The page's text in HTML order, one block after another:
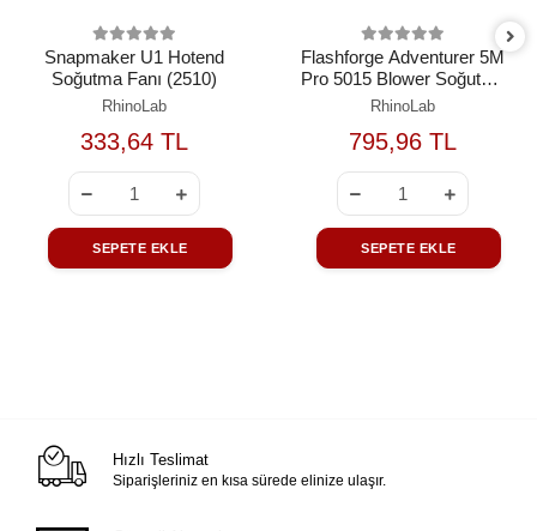
Snapmaker U1 Hotend
Soğutma Fanı (2510)
RhinoLab
333,64 TL
SEPETE EKLE
Flashforge Adventurer 5M
Pro 5015 Blower Soğutma
Fanı
RhinoLab
795,96 TL
SEPETE EKLE
Hızlı Teslimat
Siparişleriniz en kısa sürede elinize ulaşır.